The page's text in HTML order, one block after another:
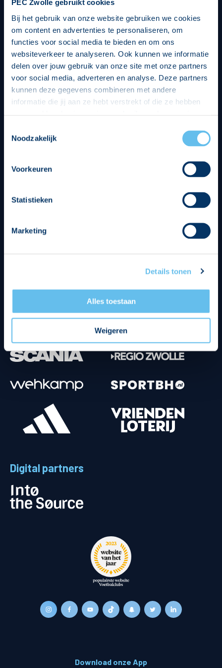
PEC Zwolle gebruikt cookies
Bij het gebruik van onze website gebruiken we cookies
om content en advertenties te personaliseren, om
functies voor social media te bieden en om ons
websiteverkeer te analyseren. Ook kunnen we informatie
delen over jouw gebruik van onze site met onze partners
voor social media, adverteren en analyse. Deze partners
kunnen deze gegevens combineren met andere
informatie die jij aan ze hebt verstrekt of die ze hebben
op een veilige en integere wijze. Je kunt je toestemming
beheren op de privacy- en cookieverklaring pagina.
Noodzakelijk
Voorkeuren
Statistieken
Marketing
Details tonen
Alles toestaan
Weigeren
Digital partners
Download onze App